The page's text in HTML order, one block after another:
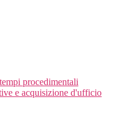
procedimentali
e acquisizione d'ufficio